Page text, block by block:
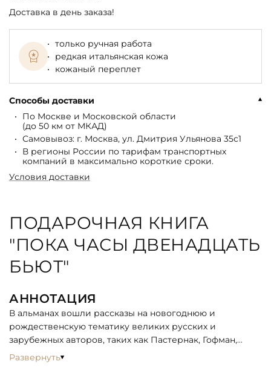
Доставка в день заказа!
только ручная работа
редкая итальянская кожа
кожаный переплет
Способы доставки
По Москве и Московской области
(до 50 км от МКАД)
Самовывоз: г. Москва, ул. Дмитрия Ульянова 35с1
В регионы России по тарифам транспортных
компаний в максимально короткие сроки.
Условия доставки
ПОДАРОЧНАЯ КНИГА
"ПОКА ЧАСЫ ДВЕНАДЦАТЬ
БЬЮТ"
АННОТАЦИЯ
В альманах вошли рассказы на новогоднюю и
рождественскую тематику великих русских и
зарубежных авторов, таких как Пастернак, Гофман,
Андерсен, Лагерлеф и других. Книга подарит вам
Развернуть